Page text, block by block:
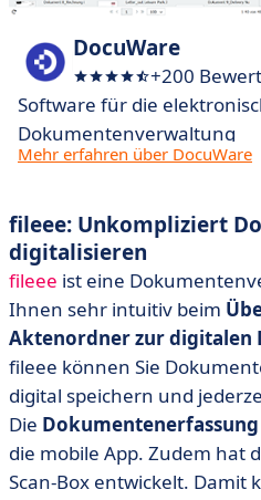
DocuWare
+200
Software für die
Dokumentenverwaltung
Mehr erfahren über DocuWare
fileee: Unkompliziert
digitalisieren
fileee ist eine
Ihnen sehr intuitiv beim
Aktenordner zur digitalen
fileee können Sie
digital speichern und
Die Dokumentenerfassung
die mobile App. Zudem hat
Scan-Box entwickelt. Damit